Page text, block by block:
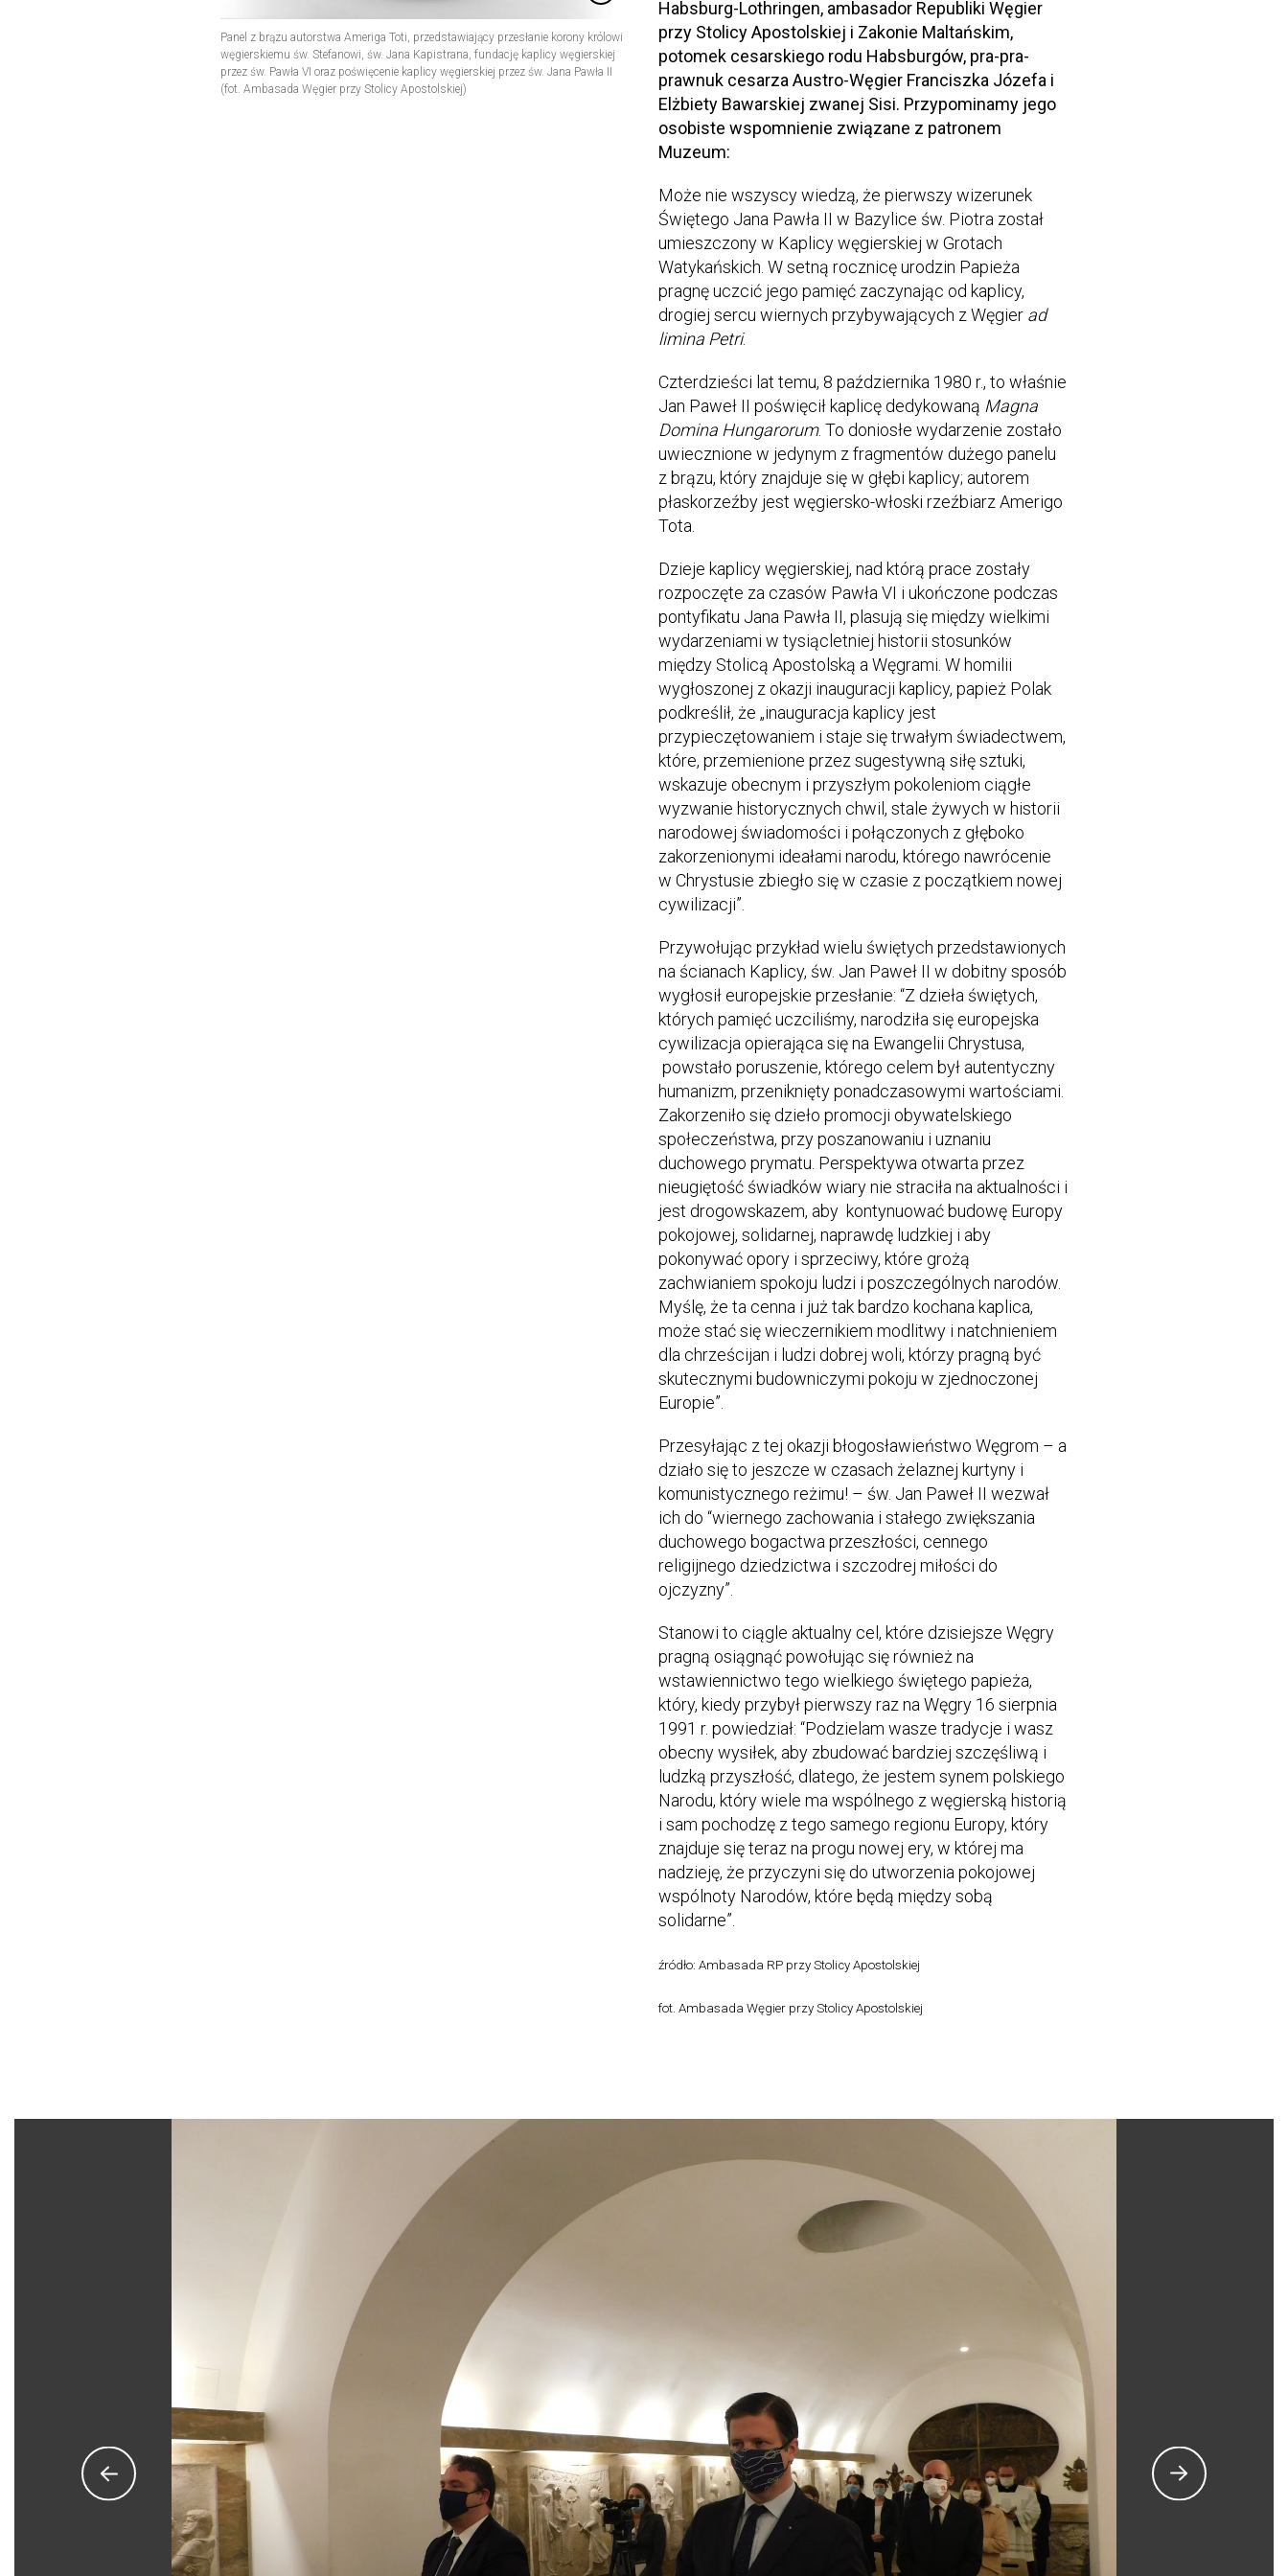
Panel z brązu autorstwa Ameriga Toti, przedstawiający przesłanie korony królowi
węgierskiemu św. Stefanowi, św. Jana Kapistrana, fundację kaplicy węgierskiej
przez św. Pawła VI oraz poświęcenie kaplicy węgierskiej przez św. Jana Pawła II
(fot. Ambasada Węgier przy Stolicy Apostolskiej)
Habsburg-Lothringen, ambasador Republiki Węgier
przy Stolicy Apostolskiej i Zakonie Maltańskim,
potomek cesarskiego rodu Habsburgów, pra-pra-
prawnuk cesarza Austro-Węgier Franciszka Józefa i
Elżbiety Bawarskiej zwanej Sisi. Przypominamy jego
osobiste wspomnienie związane z patronem
Muzeum:
Może nie wszyscy wiedzą, że pierwszy wizerunek
Świętego Jana Pawła II w Bazylice św. Piotra został
umieszczony w Kaplicy węgierskiej w Grotach
Watykańskich. W setną rocznicę urodzin Papieża
pragnę uczcić jego pamięć zaczynając od kaplicy,
drogiej sercu wiernych przybywających z Węgier ad
limina Petri.
Czterdzieści lat temu, 8 października 1980 r., to właśnie
Jan Paweł II poświęcił kaplicę dedykowaną Magna
Domina Hungarorum. To doniosłe wydarzenie zostało
uwiecznione w jedynym z fragmentów dużego panelu
z brązu, który znajduje się w głębi kaplicy; autorem
płaskorzeźby jest węgiersko-włoski rzeźbiarz Amerigo
Tota.
Dzieje kaplicy węgierskiej, nad którą prace zostały
rozpoczęte za czasów Pawła VI i ukończone podczas
pontyfikatu Jana Pawła II, plasują się między wielkimi
wydarzeniami w tysiącletniej historii stosunków
między Stolicą Apostolską a Węgrami. W homilii
wygłoszonej z okazji inauguracji kaplicy, papież Polak
podkreślił, że „inauguracja kaplicy jest
przypieczętowaniem i staje się trwałym świadectwem,
które, przemienione przez sugestywną siłę sztuki,
wskazuje obecnym i przyszłym pokoleniom ciągłe
wyzwanie historycznych chwil, stale żywych w historii
narodowej świadomości i połączonych z głęboko
zakorzenionymi ideałami narodu, którego nawrócenie
w Chrystusie zbiegło się w czasie z początkiem nowej
cywilizacji”.
Przywołując przykład wielu świętych przedstawionych
na ścianach Kaplicy, św. Jan Paweł II w dobitny sposób
wygłosił europejskie przesłanie: “Z dzieła świętych,
których pamięć uczciliśmy, narodziła się europejska
cywilizacja opierająca się na Ewangelii Chrystusa,
powstało poruszenie, którego celem był autentyczny
humanizm, przeniknięty ponadczasowymi wartościami.
Zakorzeniło się dzieło promocji obywatelskiego
społeczeństwa, przy poszanowaniu i uznaniu
duchowego prymatu. Perspektywa otwarta przez
nieugiętość świadków wiary nie straciła na aktualności i
jest drogowskazem, aby kontynuować budowę Europy
pokojowej, solidarnej, naprawdę ludzkiej i aby
pokonywać opory i sprzeciwy, które grożą
zachwianiem spokoju ludzi i poszczególnych narodów.
Myślę, że ta cenna i już tak bardzo kochana kaplica,
może stać się wieczernikiem modlitwy i natchnieniem
dla chrześcijan i ludzi dobrej woli, którzy pragną być
skutecznymi budowniczymi pokoju w zjednoczonej
Europie”.
Przesyłając z tej okazji błogosławieństwo Węgrom – a
działo się to jeszcze w czasach żelaznej kurtyny i
komunistycznego reżimu! – św. Jan Paweł II wezwał
ich do “wiernego zachowania i stałego zwiększania
duchowego bogactwa przeszłości, cennego
religijnego dziedzictwa i szczodrej miłości do
ojczyzny”.
Stanowi to ciągle aktualny cel, które dzisiejsze Węgry
pragną osiągnąć powołując się również na
wstawiennictwo tego wielkiego świętego papieża,
który, kiedy przybył pierwszy raz na Węgry 16 sierpnia
1991 r. powiedział: “Podzielam wasze tradycje i wasz
obecny wysiłek, aby zbudować bardziej szczęśliwą i
ludzką przyszłość, dlatego, że jestem synem polskiego
Narodu, który wiele ma wspólnego z węgierską historią
i sam pochodzę z tego samego regionu Europy, który
znajduje się teraz na progu nowej ery, w której ma
nadzieję, że przyczyni się do utworzenia pokojowej
wspólnoty Narodów, które będą między sobą
solidarne”.
źródło: Ambasada RP przy Stolicy Apostolskiej
fot. Ambasada Węgier przy Stolicy Apostolskiej